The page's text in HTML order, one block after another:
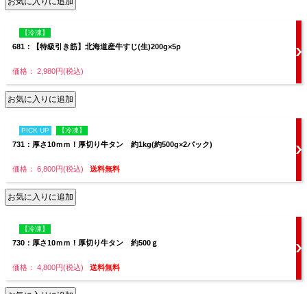
【冷凍】
681：【特級引き筋】北海道産牛すじ(生)200g×5p
価格： 2,980円(税込)
PICK UP 【冷凍】
731：厚さ10ｍｍ！厚切り牛タン 約1kg(約500g×2パック)
価格： 6,800円(税込) 送料無料
【冷凍】
730：厚さ10ｍｍ！厚切り牛タン 約500ｇ
価格： 4,800円(税込) 送料無料